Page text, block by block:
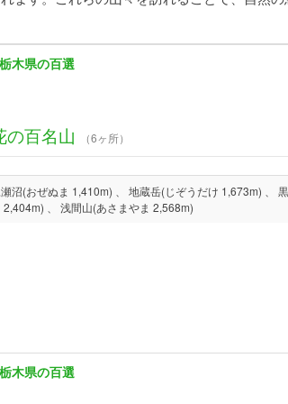
栃木県の百選
の百名山 （6ヶ所）
ま 1,410m) 、 地蔵岳(じぞうだけ 1,673m) 、 黒檜山(くろびさん 1,827m) 、 至仏山(しぶつさん 2,228m) 、 黒斑山(くろふや
ま 2,404m) 、 浅間山(あさまやま 2,568m)
栃木県の百選